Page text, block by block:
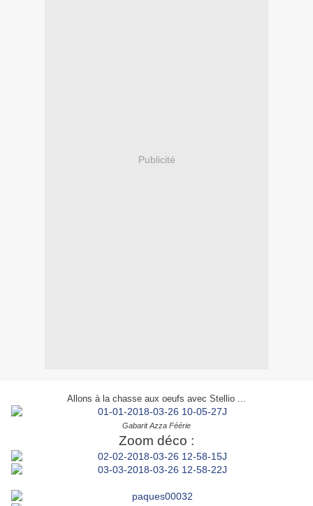
Publicité
Allons à la chasse aux oeufs avec Stellio ...
Gabarit Azza Féérie
Zoom déco :